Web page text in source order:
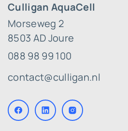
Culligan AquaCell
Morseweg 2
8503 AD Joure
088 98 99 100
contact@culligan.nl